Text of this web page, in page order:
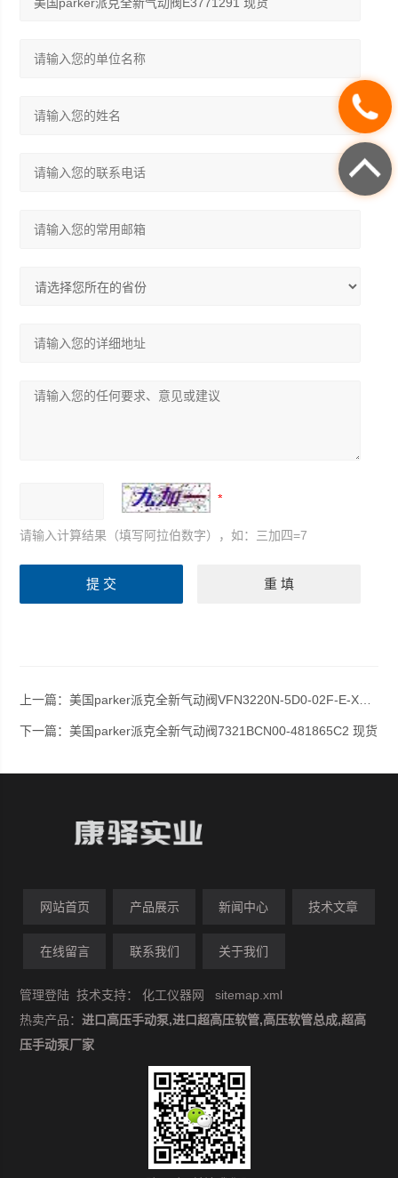
请输入计算结果（填写阿拉伯数字），如：三加四=7
上一篇：美国parker派克全新气动阀VFN3220N-5D0-02F-E-X6 现货
下一篇：美国parker派克全新气动阀7321BCN00-481865C2 现货
网站首页 产品展示 新闻中心 技术文章
在线留言 联系我们 关于我们
管理登陆 技术支持：化工仪器网
sitemap.xml
热卖产品：进口高压手动泵,进口超高压软管,高压软管总成,超高
压手动泵厂家